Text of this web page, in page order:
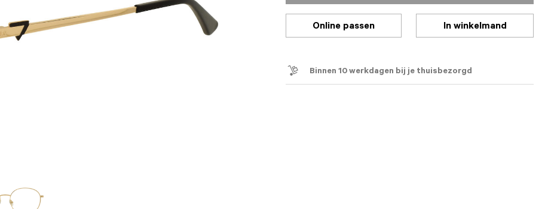
Online passen In winkelmand
Binnen 10 werkdagen bij je thuisbezorgd